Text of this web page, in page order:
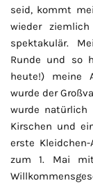
seid, kommt
wieder
spektakulär.
Runde und so
heute!) meine
wurde der
wurde natürlich
Kirschen und
erste
zum 1. Mai